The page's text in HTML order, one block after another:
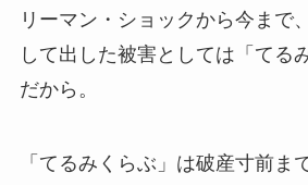
リーマン・ショックから今まで
して出した被害としては「てる
だから。
「てるみくらぶ」は破産寸前ま